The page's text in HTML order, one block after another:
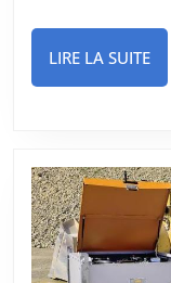
LIRE LA SUITELIRE
LA